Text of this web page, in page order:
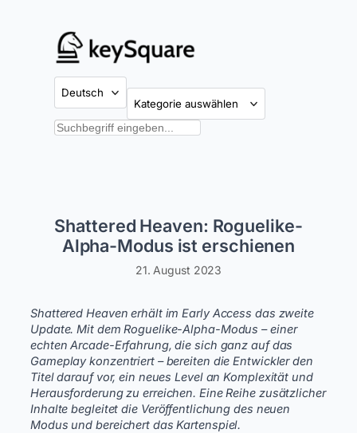
Suchen
Shattered Heaven: Roguelike-
Alpha-Modus ist erschienen
21. August 2023
Shattered Heaven erhält im Early Access das zweite
Update. Mit dem Roguelike-Alpha-Modus – einer
echten Arcade-Erfahrung, die sich ganz auf das
Gameplay konzentriert – bereiten die Entwickler den
Titel darauf vor, ein neues Level an Komplexität und
Herausforderung zu erreichen. Eine Reihe zusätzlicher
Inhalte begleitet die Veröffentlichung des neuen
Modus und bereichert das Kartenspiel.